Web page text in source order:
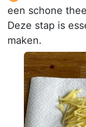
een schone
Deze stap is
maken.